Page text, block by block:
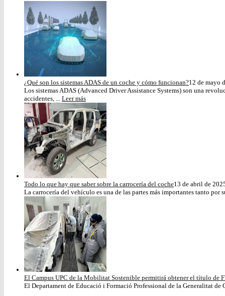
¿Qué son los sistemas ADAS de un coche y cómo funcionan?12 de mayo
Los sistemas ADAS (Advanced Driver Assistance Systems) son una
accidentes, ... Leer más
Todo lo que hay que saber sobre la carrocería del coche13 de abril de
La carrocería del vehículo es una de las partes más importantes tanto
El Campus UPC de la Mobilitat Sostenible permitirá obtener el título de
El Departament de Educació i Formació Professional de la Generalitat